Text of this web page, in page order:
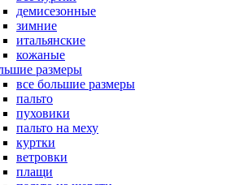
демисезонные
зимние
итальянские
кожаные
размеры
все большие размеры
пальто
пуховики
пальто на меху
куртки
ветровки
плащи